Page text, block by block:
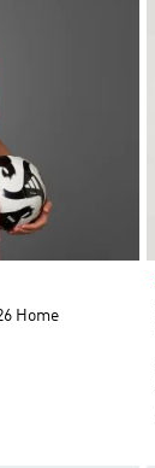
Home